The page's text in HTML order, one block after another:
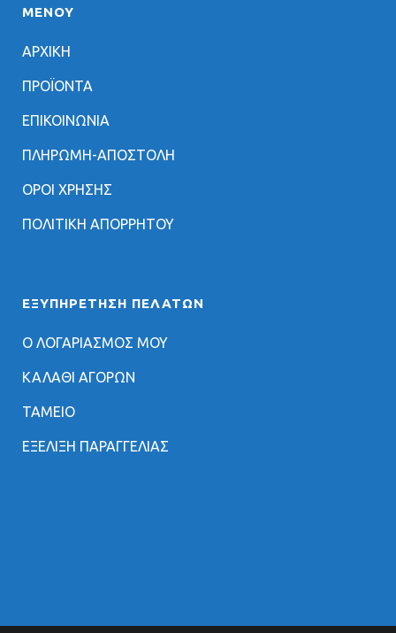
ΜΕΝΟΥ
ΑΡΧΙΚΗ
ΠΡΟΪΟΝΤΑ
ΕΠΙΚΟΙΝΩΝΙΑ
ΠΛΗΡΩΜΗ-ΑΠΟΣΤΟΛΗ
ΟΡΟΙ ΧΡΗΣΗΣ
ΠΟΛΙΤΙΚΗ ΑΠΟΡΡΗΤΟΥ
ΕΞΥΠΗΡΈΤΗΣΗ ΠΕΛΑΤΏΝ
Ο ΛΟΓΑΡΙΑΣΜΟΣ ΜΟΥ
ΚΑΛΑΘΙ ΑΓΟΡΩΝ
ΤΑΜΕΙΟ
ΕΞΕΛΙΞΗ ΠΑΡΑΓΓΕΛΙΑΣ